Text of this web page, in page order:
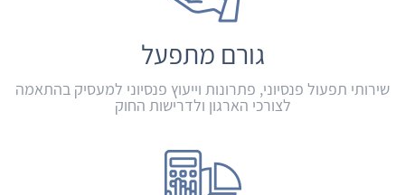
גורם מתפעל
שירותי תפעול פנסיוני, פתרונות וייעוץ פנסיוני למעסיק בהתאמה
לצורכי הארגון ולדרישות החוק